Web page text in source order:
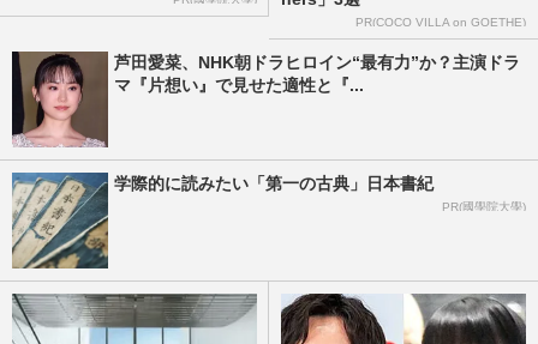
2026/1/26
新川優愛、埼玉西武ライオンズの2軍戦観
PR(COCO VILLA on GOETHE)
芦田愛菜、NHK朝ドラヒロイン“最有力”か？主演ドラ
マ『片想い』で見せた適性と『...
学際的に読みたい「第一の古典」日本書紀
PR(國學院大學)